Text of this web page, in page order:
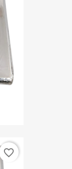
favorite_border